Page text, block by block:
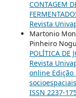
CONTAGEM
Revista
Martonio
Pinheiro
POLÍTICA DE
Revista
online Edição
ISSN 2237-